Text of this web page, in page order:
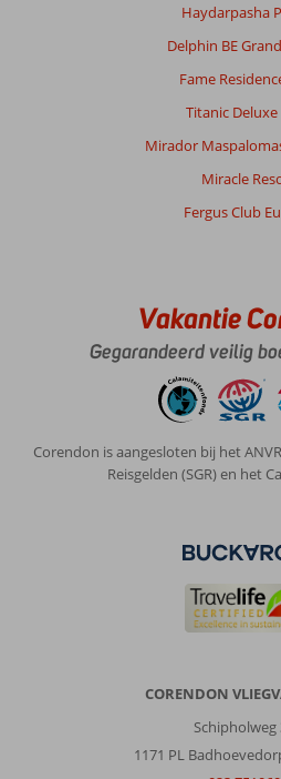
Haydarpasha
Delphin BE
Fame
Titanic Deluxe
Mirador
Miracle
Fergus Club
Vakantie
Gegarandeerd veilig
Corendon is aangesloten bij het
Reisgelden (SGR) en het
CORENDON
Schipholweg
1171 PL